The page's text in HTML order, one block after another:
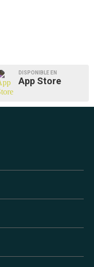
DISPONIBLE EN
App Store